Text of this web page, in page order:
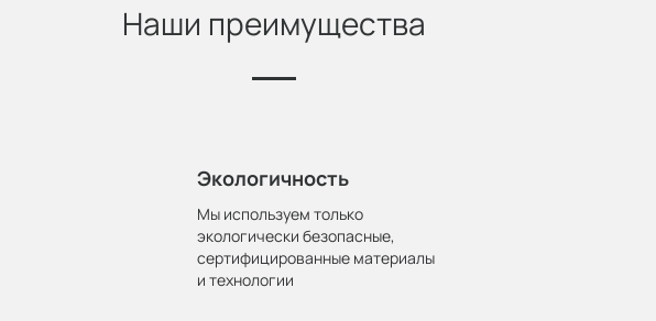
Наши преимущества
Экологичность
Мы используем только
экологически безопасные,
сертифицированные материалы
и технологии